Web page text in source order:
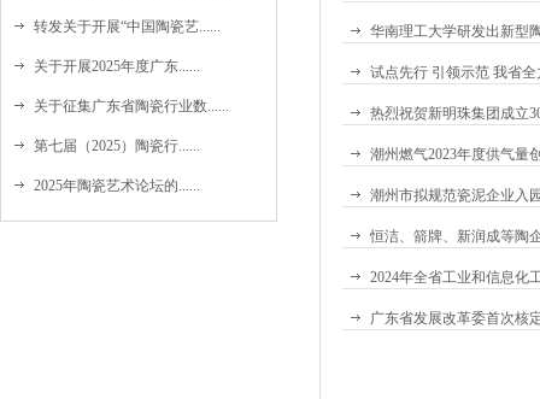
华南理工大学研发出新型
试点先行 引领示范 我省
热烈祝贺新明珠集团成立
潮州燃气2023年度供气量
潮州市拟规范瓷泥企业入
恒洁、箭牌、新润成等陶
2024年全省工业和信息化
广东省发展改革委首次核
转发关于开展“中国陶瓷艺......
关于开展2025年度广东......
关于征集广东省陶瓷行业数......
第七届（2025）陶瓷行......
2025年陶瓷艺术论坛的......